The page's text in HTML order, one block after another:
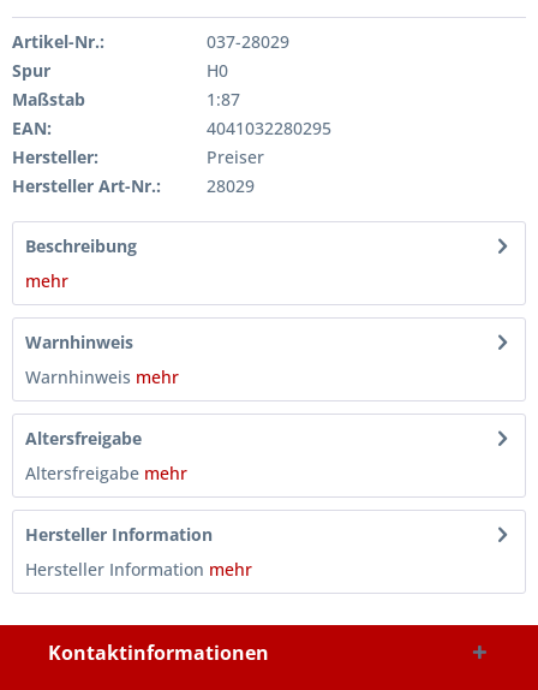
Artikel-Nr.:
037-28029
Spur
H0
Maßstab
1:87
EAN:
4041032280295
Hersteller:
Preiser
Hersteller Art-Nr.:
28029
Beschreibung
mehr
Warnhinweis
Warnhinweis mehr
Altersfreigabe
Altersfreigabe mehr
Hersteller Information
Hersteller Information mehr
Kontaktinformationen